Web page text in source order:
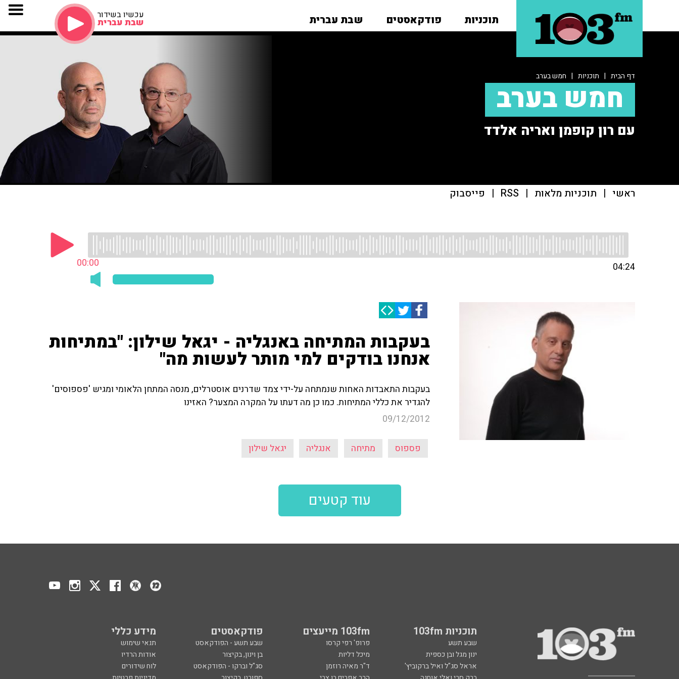
תוכניות פודקאסטים שבת עברית עכשיו בשידור
שבת עברית
דף הבית | תוכניות | חמש בערב
חמש בערב
עם רון קופמן ואריה אלדד
ראשי | תוכניות מלאות |
RSS
| פייסבוק
00:00 04:24
בעקבות המתיחה באנגליה - יגאל שילון: "במתיחות
אנחנו בודקים למי מותר לעשות מה"
בעקבות התאבדות האחות שנמתחה על-ידי צמד שדרנים אוסטרלים, מנסה המתחן הלאומי ומגיש 'פספוסים'
להגדיר את כללי המתיחות. כמו כן מה דעתו על המקרה המצער? האזינו
09/12/2012
פספוס מתיחה אנגליה יגאל שילון
עוד קטעים
תוכניות 103fm 103fm מייעצים פודקאסטים מידע כללי
שבע תשע פרופ' רפי קרסו שבע תשע - הפודקאסט
תנאי שימוש
ינון מגל ובן כספית
מיכל דליות בן וינון, בקיצור
אודות הרדיו
אראל סג"ל ואיל ברקוביץ'
ד"ר מאיה רוזמן סג"ל וברקו - הפודקאסט
לוח שידורים